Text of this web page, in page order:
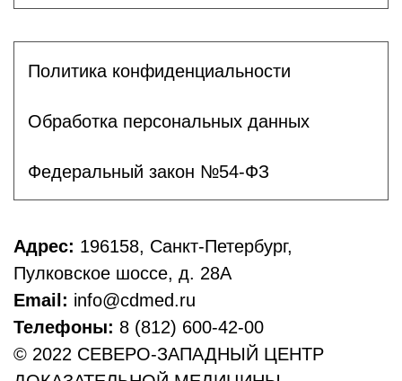
Политика конфиденциальности
Обработка персональных данных
Федеральный закон №54-ФЗ
Адрес: 196158, Санкт-Петербург,
Пулковское шоссе, д. 28А
Email: info@cdmed.ru
Телефоны: 8 (812) 600-42-00
© 2022 СЕВЕРО-ЗАПАДНЫЙ ЦЕНТР